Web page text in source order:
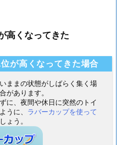
高くなってきた
が高くなってきた場合
ままの状態がしばらく集く場
があります。
に、夜間や休日に突然のトイ
うに、 ラバーカップを使って
ょう。